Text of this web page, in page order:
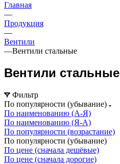
Главная
—
Продукция
—
Вентили
—Вентили стальные
Вентили стальные
Фильтр
По популярности (убывание)
По наименованию (А-Я)
По наименованию (Я-А)
По популярности (возрастание)
По популярности (убывание)
По цене (сначала дешёвые)
По цене (сначала дорогие)